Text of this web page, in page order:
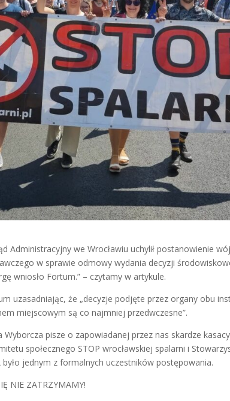
Administracyjny we Wrocławiu uchylił postanowienie
w sprawie odmowy wydania decyzji
wniosło Fortum.” – czytamy w artykule.
uzasadniając, że „decyzje podjęte przez organy obu
miejscowym są co najmniej przedwczesne”.
pisze o zapowiadanej przez nas skardze
społecznego STOP wrocławskiej spalarni i
jednym z formalnych uczestników postępowania.
NIE ZATRZYMAMY!